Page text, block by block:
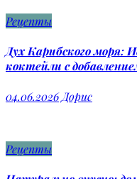
Рецепты
Дух Карибского моря:
коктейли с
04.06.2026 Дорис
Рецепты